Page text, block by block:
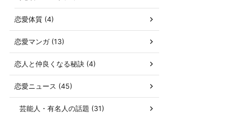
恋愛体質 (4)
恋愛マンガ (13)
恋人と仲良くなる秘訣 (4)
恋愛ニュース (45)
芸能人・有名人の話題 (31)